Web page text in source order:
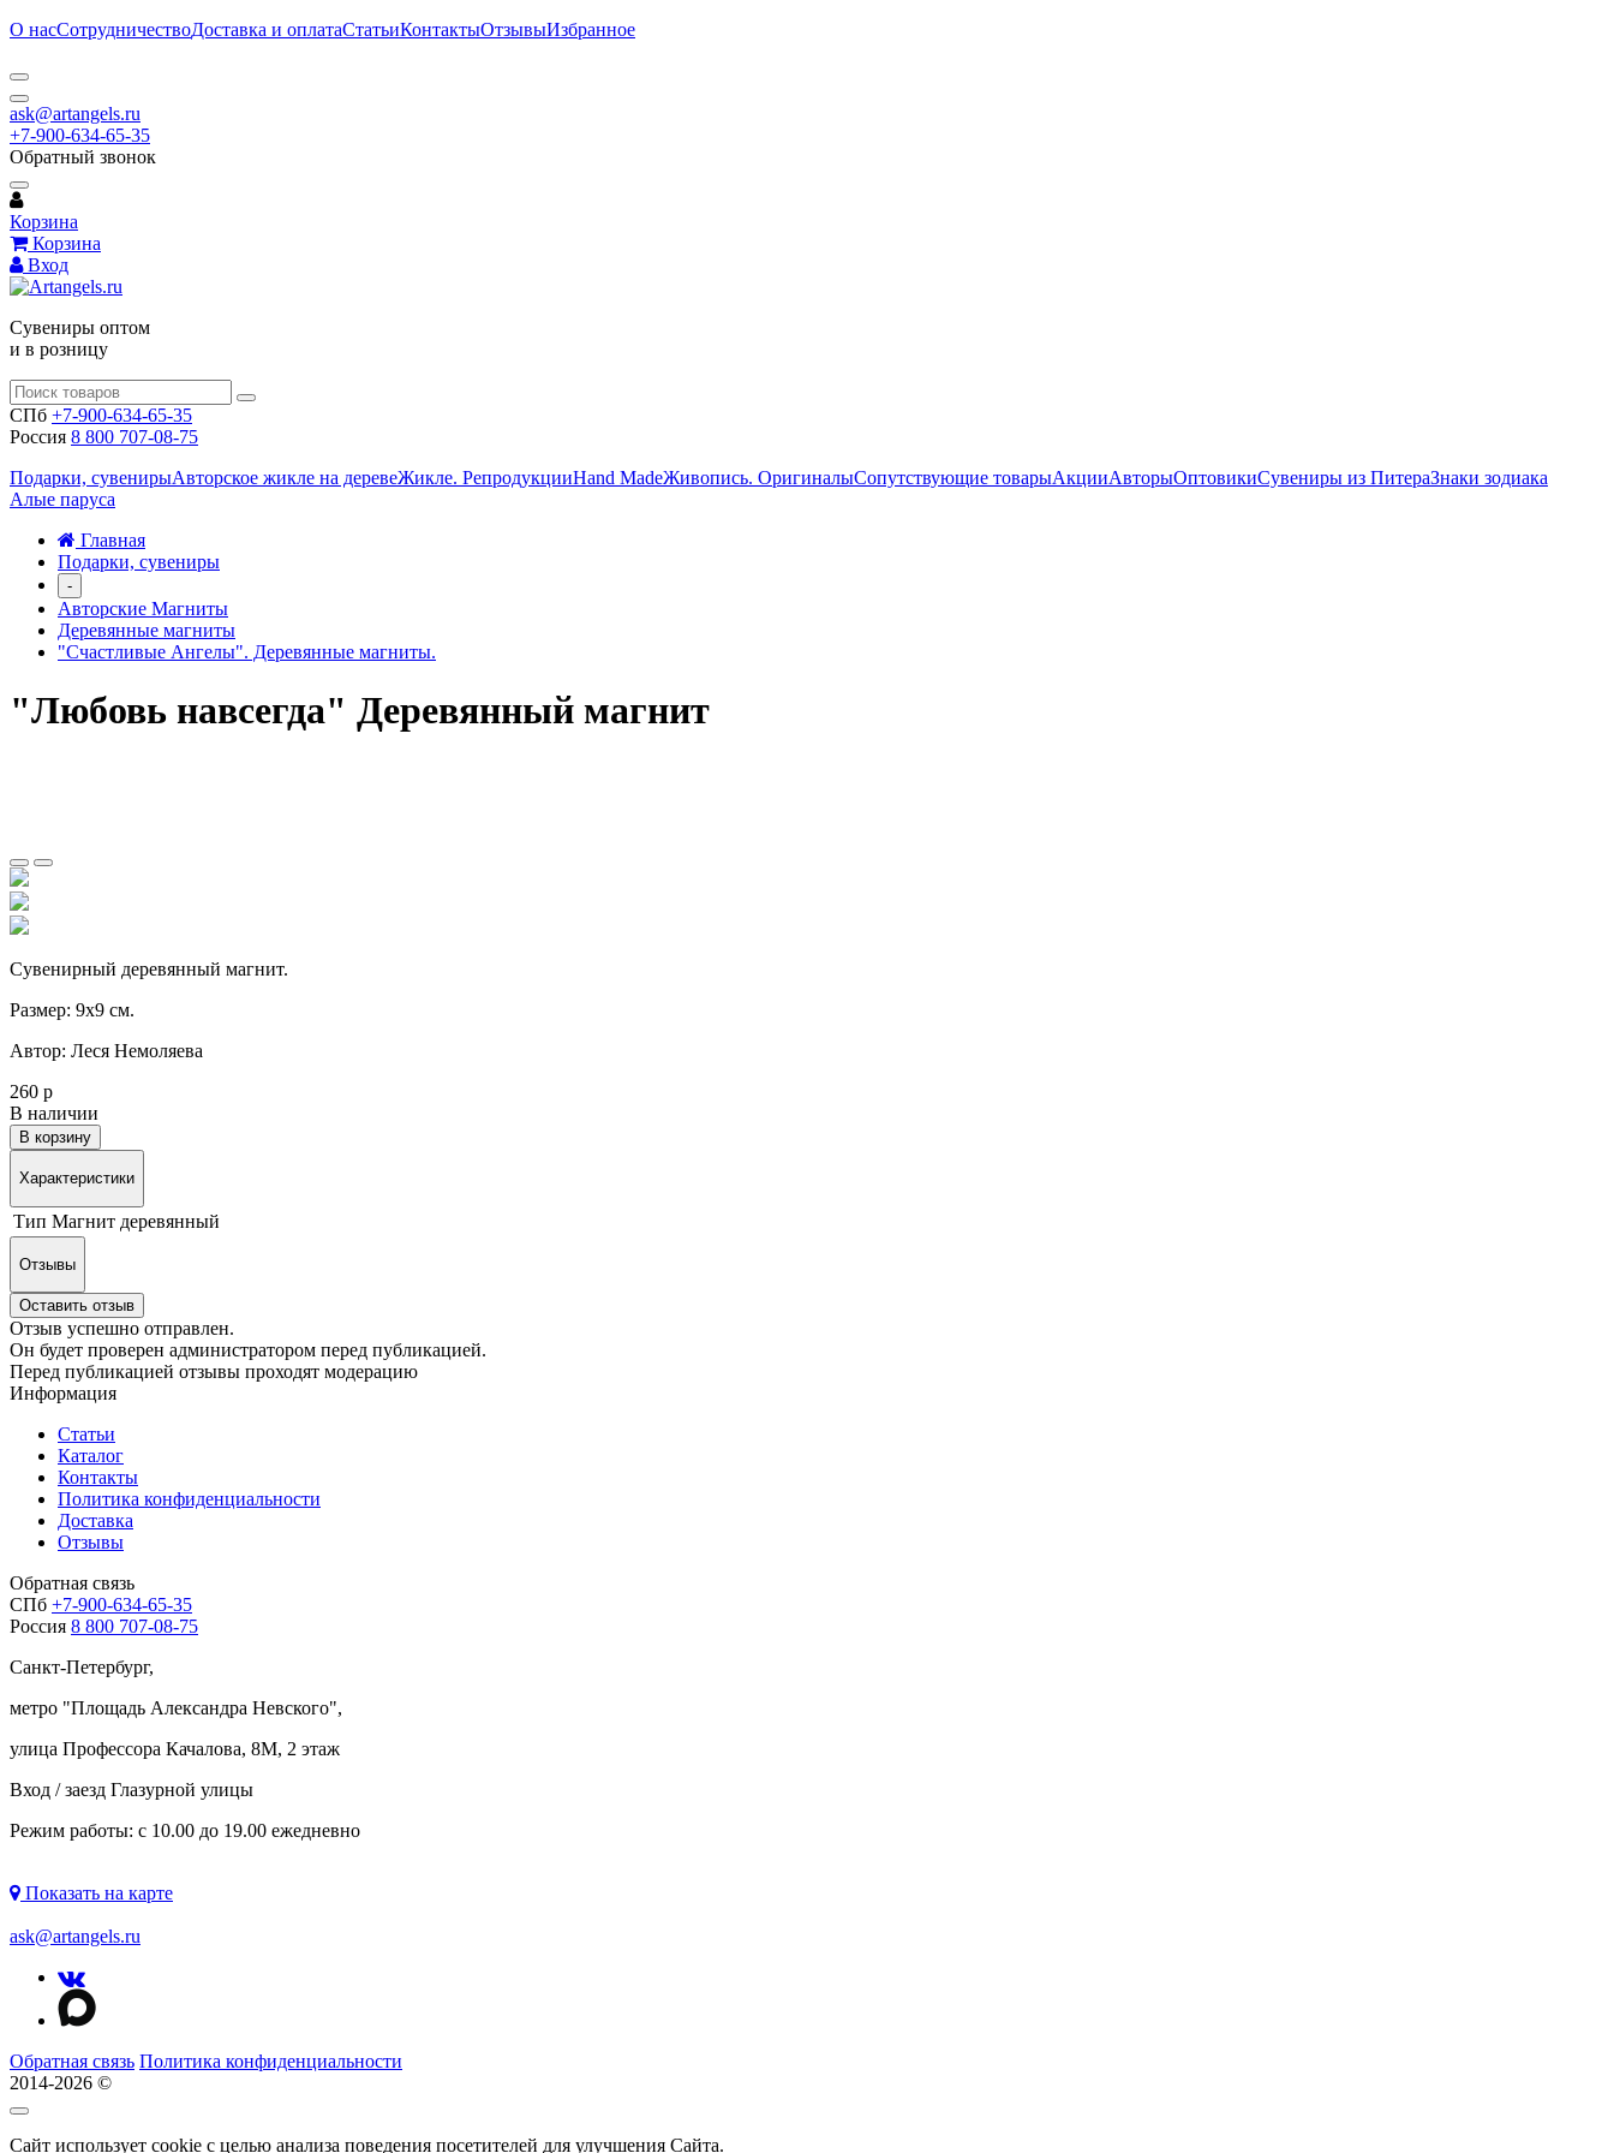
О насСотрудничествоДоставка и оплатаСтатьиКонтактыОтзывыИзбранное
ask@artangels.ru
+7-900-634-65-35
Обратный звонок
Корзина
Корзина
Вход
Сувениры оптом
и в розницу
СПб +7-900-634-65-35
Россия 8 800 707-08-75
Подарки, сувенирыАвторское жикле на деревеЖикле. РепродукцииHand MadeЖивопись. ОригиналыСопутствующие товарыАкцииАвторыОптовикиСувениры из ПитераЗнаки зодиака
Алые паруса
Главная
Подарки, сувениры
-
Авторские Магниты
Деревянные магниты
"Счастливые Ангелы". Деревянные магниты.
"Любовь навсегда" Деревянный магнит
Сувенирный деревянный магнит.
Размер: 9х9 см.
Автор: Леся Немоляева
260 р
В наличии
В корзину
Характеристики
Тип Магнит деревянный
Отзывы
Оставить отзыв
Отзыв успешно отправлен.
Он будет проверен администратором перед публикацией.
Перед публикацией отзывы проходят модерацию
Информация
Статьи
Каталог
Контакты
Политика конфиденциальности
Доставка
Отзывы
Обратная связь
СПб +7-900-634-65-35
Россия 8 800 707-08-75
Санкт-Петербург,
метро "Площадь Александра Невского",
улица Профессора Качалова, 8М, 2 этаж
Вход / заезд Глазурной улицы
Режим работы: с 10.00 до 19.00 ежедневно
Показать на карте
ask@artangels.ru
Обратная связь Политика конфиденциальности
2014-2026 ©
Сайт использует cookie с целью анализа поведения посетителей для улучшения Сайта.